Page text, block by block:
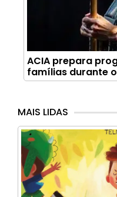
ACIA prepara
famílias durante o
MAIS LIDAS